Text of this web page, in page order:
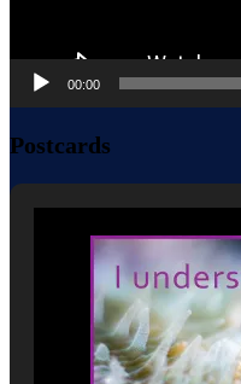
00:00
Postcards